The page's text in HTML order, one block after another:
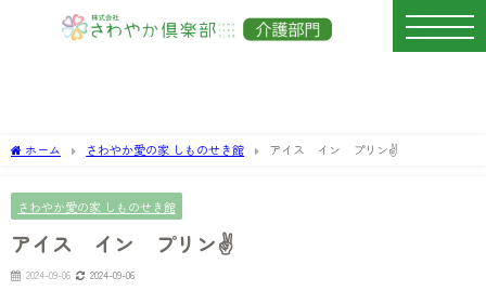
ホーム さわやか愛の家 しものせき館 アイス イン プリン✌️
さわやか愛の家 しものせき館
アイス イン プリン✌️
2024-09-06 2024-09-06